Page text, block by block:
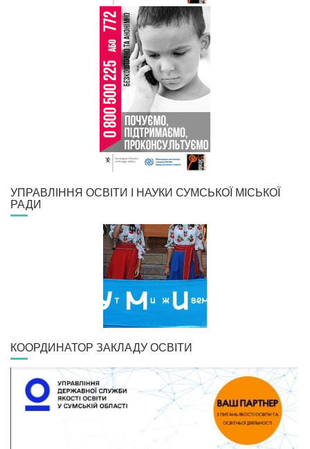
УПРАВЛІННЯ ОСВІТИ І НАУКИ СУМСЬКОЇ МІСЬКОЇ
РАДИ
КООРДИНАТОР ЗАКЛАДУ ОСВІТИ